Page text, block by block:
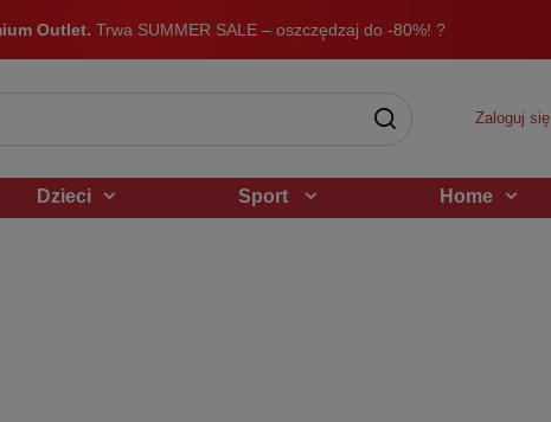
Outlet. Trwa SUMMER SALE – oszczędzaj do -80%! ?
Zaloguj się
Dzieci Sport Home